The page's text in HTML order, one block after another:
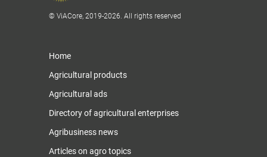
© ViACore, 2019-2026. All rights reserved
Home
Agricultural products
Agricultural ads
Directory of agricultural enterprises
Agribusiness news
Articles on agro topics